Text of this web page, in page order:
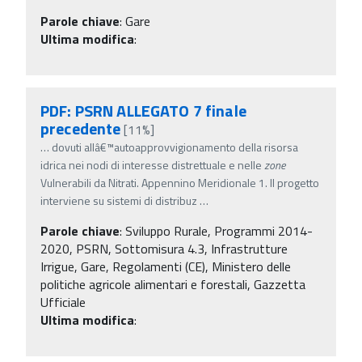
Parole chiave: Gare
Ultima modifica:
PDF: PSRN ALLEGATO 7 finale
precedente[11%]
… dovuti allâ€™autoapprovvigionamento della risorsa
idrica nei nodi di interesse distrettuale e nellezone
Vulnerabili da Nitrati. Appennino Meridionale 1. Il progetto
interviene su sistemi di distribuz …
Parole chiave: Sviluppo Rurale, Programmi 2014-
2020, PSRN, Sottomisura 4.3, Infrastrutture
Irrigue, Gare, Regolamenti (CE), Ministero delle
politiche agricole alimentari e forestali, Gazzetta
Ufficiale
Ultima modifica: